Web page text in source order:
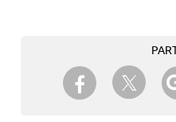
Partager sur